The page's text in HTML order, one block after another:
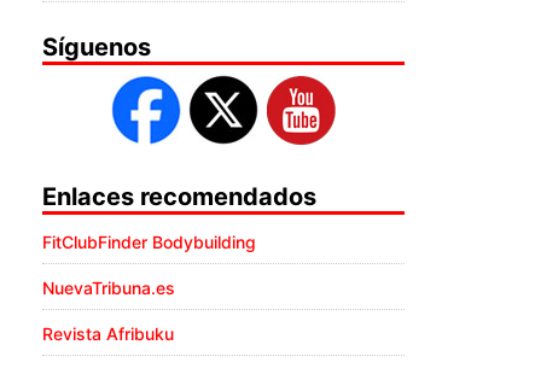
Síguenos
Enlaces recomendados
FitClubFinder Bodybuilding
NuevaTribuna.es
Revista Afribuku